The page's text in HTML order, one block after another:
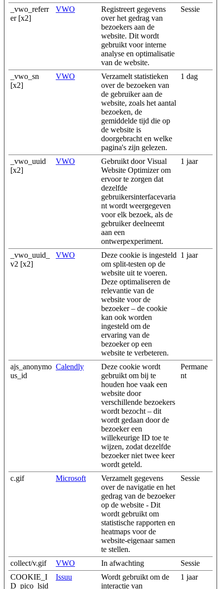
_vwo_referr
er [x2]
VWO
Registreert gegevens
over het gedrag van
bezoekers aan de
website. Dit wordt
gebruikt voor interne
analyse en optimalisatie
van de website.
Sessie
_vwo_sn
[x2]
VWO
Verzamelt statistieken
over de bezoeken van
de gebruiker aan de
website, zoals het aantal
bezoeken, de
gemiddelde tijd die op
de website is
doorgebracht en welke
pagina's zijn gelezen.
1 dag
_vwo_uuid
[x2]
VWO
Gebruikt door Visual
Website Optimizer om
ervoor te zorgen dat
dezelfde
gebruikersinterfacevaria
nt wordt weergegeven
voor elk bezoek, als de
gebruiker deelneemt
aan een
ontwerpexperiment.
1 jaar
_vwo_uuid_
v2 [x2]
VWO
Deze cookie is ingesteld
om split-testen op de
website uit te voeren.
Deze optimaliseren de
relevantie van de
website voor de
bezoeker – de cookie
kan ook worden
ingesteld om de
ervaring van de
bezoeker op een
website te verbeteren.
1 jaar
ajs_anonymo
us_id
Calendly
Deze cookie wordt
gebruikt om bij te
houden hoe vaak een
website door
verschillende bezoekers
wordt bezocht – dit
wordt gedaan door de
bezoeker een
willekeurige ID toe te
wijzen, zodat dezelfde
bezoeker niet twee keer
wordt geteld.
Permane
nt
c.gif Microsoft
Verzamelt gegevens
over de navigatie en het
gedrag van de bezoeker
op de website - Dit
wordt gebruikt om
statistische rapporten en
heatmaps voor de
website-eigenaar samen
te stellen.
Sessie
collect/v.gif VWO In afwachting
Sessie
COOKIE_I
D_pico_lsid
Issuu
Wordt gebruikt om de
interactie van
1 jaar